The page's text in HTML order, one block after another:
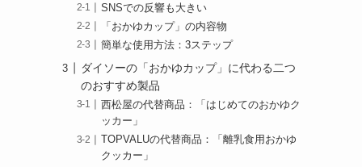
SNSでの反響も大きい
「おかゆカップ」の内容物
簡単な使用方法：3ステップ
ダイソーの「おかゆカップ」に代わる二つ
のおすすめ製品
西松屋の代替商品：「はじめてのおかゆク
ッカー」
TOPVALUの代替商品：「離乳食用おかゆ
クッカー」